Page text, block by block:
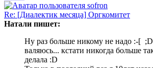
Re: [Диалектик месяца] Оргкомитет
Натали пишет:
Ну раз больше никому не надо :-[
валяюсь... кстати никогда больше
делала :D